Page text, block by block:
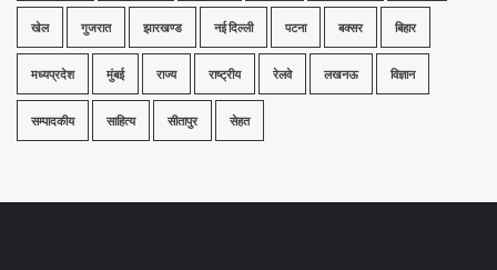
खेल गुजरात झारखण्ड नई दिल्ली पटना बक्सर बिहार
मध्यप्रदेश मुंबई राज्य राष्ट्रीय रेलवे लखनऊ विज्ञान
सम्पादकीय साहित्य सीतापुर सेहत